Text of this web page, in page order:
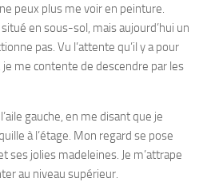
peux plus me voir en peinture.
en sous-sol, mais aujourd’hui un
pas. Vu l’attente qu’il y a pour
me contente de descendre par les
gauche, en me disant que je
à l’étage. Mon regard se pose
jolies madeleines. Je m’attrape
au niveau supérieur.